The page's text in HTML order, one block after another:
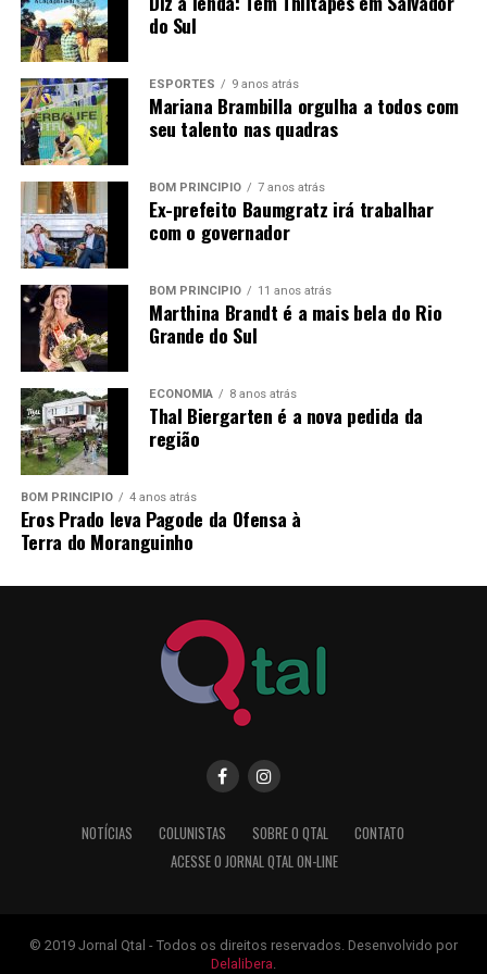
Educação se faz com responsabilidade, parceria e
investimento.
do Sul
ESPORTES 9 anos atrás
Mariana Brambilla orgulha a todos com
seu talento nas quadras
BOM PRINCÍPIO 7 anos atrás
Ex-prefeito Baumgratz irá trabalhar
com o governador
BOM PRINCÍPIO 11 anos atrás
Marthina Brandt é a mais bela do Rio
Grande do Sul
ECONOMIA 8 anos atrás
Thal Biergarten é a nova pedida da
região
BOM PRINCÍPIO 4 anos atrás
Eros Prado leva Pagode da Ofensa à
Terra do Moranguinho
NOTÍCIAS COLUNISTAS SOBRE O QTAL
CONTATO
ACESSE O JORNAL QTAL ON-LINE
© 2019 Jornal Qtal - Todos os direitos reservados. Desenvolvido por
Delalibera.